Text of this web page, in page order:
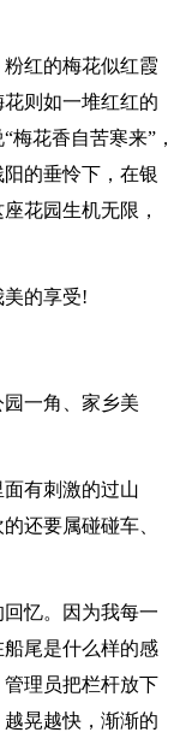
红的梅花似红霞
则如一堆红红的
梅花香自苦寒来”，
的垂怜下，在银
花园生机无限，
的享受!
一角、家乡美
有刺激的过山
还要属碰碰车、
忆。因为我每一
尾是什么样的感
理员把栏杆放下
晃越快，渐渐的